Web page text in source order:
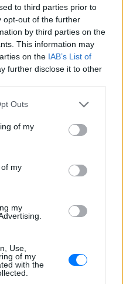
to third parties prior to
opt-out of the further
by third parties on the
This information may
on the IAB’s List of
further disclose it to other
Outs
of my
my
my
Use,
of my
with the
στο
Google News
νέα.